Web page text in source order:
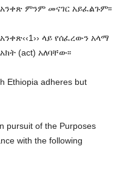
ምንም መናገር አይፈልጉም፡፡
ላይ የሰፈረውን አላማ
(act) አለባቸው፡፡
Ethiopia adheres but
pursuit of the Purposes
with the following